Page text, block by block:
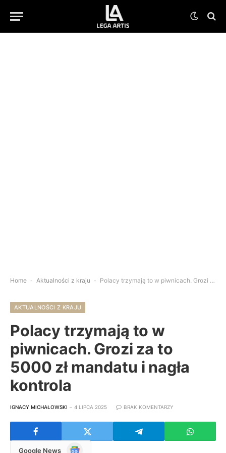
Home - Aktualności z kraju - Polacy trzymają to w piwnicach. Grozi za to 5000 zł mandatu i nagła kontrola
AKTUALNOŚCI Z KRAJU
Polacy trzymają to w
piwnicach. Grozi za to
5000 zł mandatu i nagła
kontrola
IGNACY MICHAŁOWSKI 4 LIPCA 2025 BRAK KOMENTARZY
Google News Google